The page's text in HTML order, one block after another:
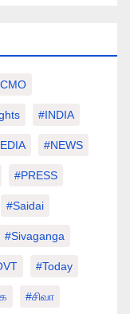
#INDIA
#NEWS
#PRESS
#saidai
#Sivaganga
#today
#சிவா